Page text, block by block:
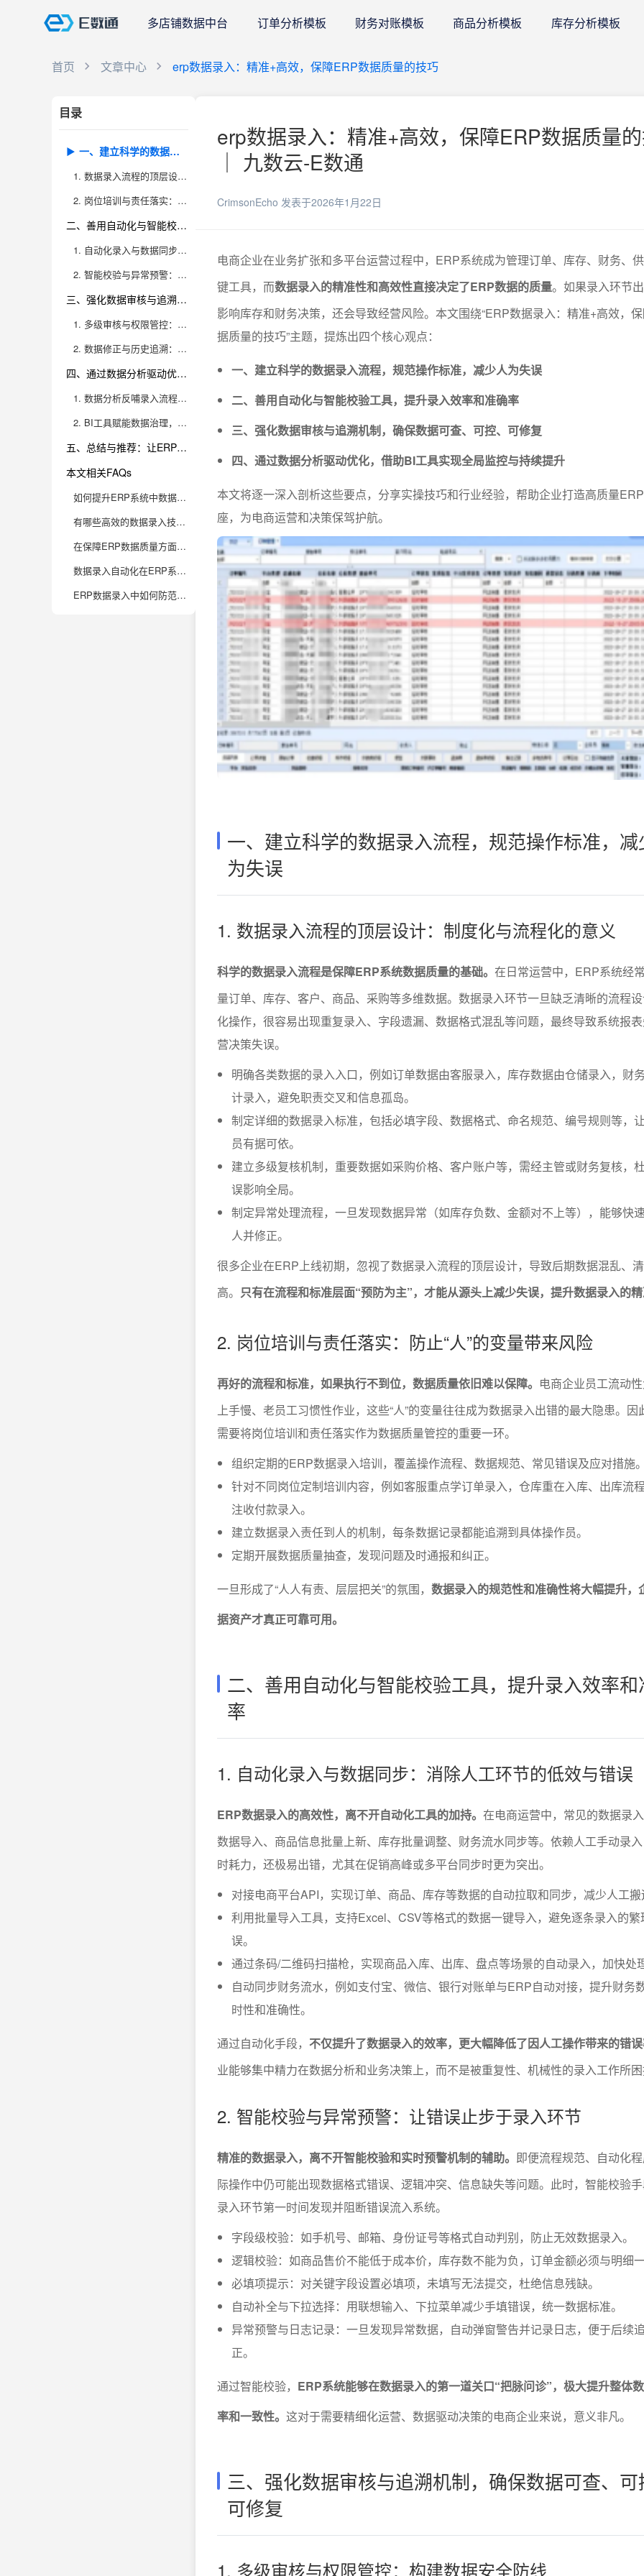
多店铺数据中台 订单分析模板 财务对账模板 商品分析模板 库存分析模板
首页 文章中心 erp数据录入：精准+高效，保障ERP数据质量的技巧
目录
一、建立科学的数据录入流程，规范操作标准，减少人为失误
1. 数据录入流程的顶层设计：制度化与流程化的意义
2. 岗位培训与责任落实：防止“人”的变量带来风险
二、善用自动化与智能校验工具，提升录入效率和准确率
1. 自动化录入与数据同步：消除人工环节的低效与错误
2. 智能校验与异常预警：让错误止步于录入环节
三、强化数据审核与追溯机制，确保数据可查、可控、可修复
1. 多级审核与权限管控：构建数据安全防线
2. 数据修正与历史追溯：维护数据的可用性与合规性
四、通过数据分析驱动优化，借助BI工具实现全局监控与持续提升
1. 数据分析反哺录入流程，发现隐性问题
2. BI工具赋能数据治理，实现全流程可视化和智能预警
五、总结与推荐：让ERP数据录入成为企业数字化运营的强引擎
本文相关FAQs
如何提升ERP系统中数据录入的准确率，避免因人为失误导致数据质量问题？
有哪些高效的数据录入技巧，能让电商企业在ERP系统操作时省时省力？
在保障ERP数据质量方面，企业内部如何做到流程优化与持续改进？
数据录入自动化在ERP系统中有哪些实践建议？哪些环节最值得自动化？
ERP数据录入中如何防范“脏数据”持续积累，并及时进行数据清洗？
erp数据录入：精准+高效，保障ERP数据质量
｜ 九数云-E数通
CrimsonEcho 发表于2026年1月22日
电商企业在业务扩张和多平台运营过程中，ERP系统成为管理订单、库存、财务、
键工具，而数据录入的精准性和高效性直接决定了ERP数据的质量。如果录入环节
影响库存和财务决策，还会导致经营风险。本文围绕“ERP数据录入：精准+高效，
据质量的技巧”主题，提炼出四个核心观点：
一、建立科学的数据录入流程，规范操作标准，减少人为失误
二、善用自动化与智能校验工具，提升录入效率和准确率
三、强化数据审核与追溯机制，确保数据可查、可控、可修复
四、通过数据分析驱动优化，借助BI工具实现全局监控与持续提升
本文将逐一深入剖析这些要点，分享实操技巧和行业经验，帮助企业打造高质量
座，为电商运营和决策保驾护航。
一、建立科学的数据录入流程，规范操作标准，减
为失误
1. 数据录入流程的顶层设计：制度化与流程化的意义
科学的数据录入流程是保障ERP系统数据质量的基础。 在日常运营中，ERP系统经
量订单、库存、客户、商品、采购等多维数据。数据录入环节一旦缺乏清晰的流程
化操作，很容易出现重复录入、字段遗漏、数据格式混乱等问题，最终导致系统报
营决策失误。
明确各类数据的录入入口，例如订单数据由客服录入，库存数据由仓储录入，财
计录入，避免职责交叉和信息孤岛。
制定详细的数据录入标准，包括必填字段、数据格式、命名规范、编号规则等，
员有据可依。
建立多级复核机制，重要数据如采购价格、客户账户等，需经主管或财务复核，
误影响全局。
制定异常处理流程，一旦发现数据异常（如库存负数、金额对不上等），能够快
人并修正。
很多企业在ERP上线初期，忽视了数据录入流程的顶层设计，导致后期数据混乱、
高。 只有在流程和标准层面“预防为主”，才能从源头上减少失误，提升数据录入的
2. 岗位培训与责任落实：防止“人”的变量带来风险
再好的流程和标准，如果执行不到位，数据质量依旧难以保障。 电商企业员工流动
上手慢、老员工习惯性作业，这些“人”的变量往往成为数据录入出错的最大隐患。因
需要将岗位培训和责任落实作为数据质量管控的重要一环。
组织定期的ERP数据录入培训，覆盖操作流程、数据规范、常见错误及应对措施
针对不同岗位定制培训内容，例如客服重点学订单录入，仓库重在入库、出库流
注收付款录入。
建立数据录入责任到人的机制，每条数据记录都能追溯到具体操作员。
定期开展数据质量抽查，发现问题及时通报和纠正。
一旦形成了“人人有责、层层把关”的氛围， 数据录入的规范性和准确性将大幅提升，
据资产才真正可靠可用。
二、善用自动化与智能校验工具，提升录入效率和
率
1. 自动化录入与数据同步：消除人工环节的低效与错误
ERP数据录入的高效性，离不开自动化工具的加持。 在电商运营中，常见的数据录
数据导入、商品信息批量上新、库存批量调整、财务流水同步等。依赖人工手动录
时耗力，还极易出错，尤其在促销高峰或多平台同步时更为突出。
对接电商平台API，实现订单、商品、库存等数据的自动拉取和同步，减少人工
利用批量导入工具，支持Excel、CSV等格式的数据一键导入，避免逐条录入的繁
误。
通过条码/二维码扫描枪，实现商品入库、出库、盘点等场景的自动录入，加快处
自动同步财务流水，例如支付宝、微信、银行对账单与ERP自动对接，提升财务
时性和准确性。
通过自动化手段， 不仅提升了数据录入的效率，更大幅降低了因人工操作带来的错
业能够集中精力在数据分析和业务决策上，而不是被重复性、机械性的录入工作所
2. 智能校验与异常预警：让错误止步于录入环节
精准的数据录入，离不开智能校验和实时预警机制的辅助。 即便流程规范、自动化
际操作中仍可能出现数据格式错误、逻辑冲突、信息缺失等问题。此时，智能校验
录入环节第一时间发现并阻断错误流入系统。
字段级校验：如手机号、邮箱、身份证号等格式自动判别，防止无效数据录入。
逻辑校验：如商品售价不能低于成本价，库存数不能为负，订单金额必须与明细
必填项提示：对关键字段设置必填项，未填写无法提交，杜绝信息残缺。
自动补全与下拉选择：用联想输入、下拉菜单减少手填错误，统一数据标准。
异常预警与日志记录：一旦发现异常数据，自动弹窗警告并记录日志，便于后续
正。
通过智能校验， ERP系统能够在数据录入的第一道关口“把脉问诊”，极大提升整体
率和一致性。 这对于需要精细化运营、数据驱动决策的电商企业来说，意义非凡。
三、强化数据审核与追溯机制，确保数据可查、可
可修复
1. 多级审核与权限管控：构建数据安全防线